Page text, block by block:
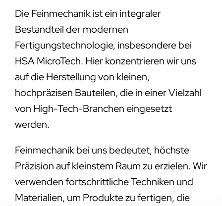
Die Feinmechanik ist ein integraler
Bestandteil der modernen
Fertigungstechnologie, insbesondere bei
HSA MicroTech. Hier konzentrieren wir uns
auf die Herstellung von kleinen,
hochpräzisen Bauteilen, die in einer Vielzahl
von High-Tech-Branchen eingesetzt
werden.
Feinmechanik bei uns bedeutet, höchste
Präzision auf kleinstem Raum zu erzielen. Wir
verwenden fortschrittliche Techniken und
Materialien, um Produkte zu fertigen, die